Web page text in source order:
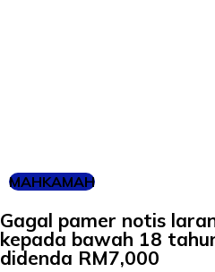
MAHKAMAH
Gagal pamer notis
kepada bawah 18
didenda RM7,000